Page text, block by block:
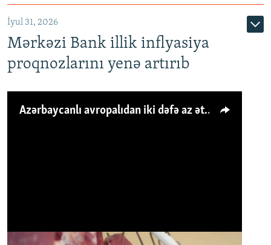
İyul 31, 2026
Mərkəzi Bank illik inflyasiya
proqnozlarını yenə artırıb
Azərbaycanlı avropalıdan iki dəfə az ət yeyir, amma... 'Qiymət artımı qaçılmazdır'